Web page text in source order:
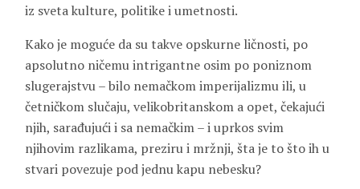
iz sveta kulture, politike i umetnosti.
Kako je moguće da su takve opskurne ličnosti, po
apsolutno ničemu intrigantne osim po poniznom
slugerajstvu – bilo nemačkom imperijalizmu ili, u
četničkom slučaju, velikobritanskom a opet, čekajući
njih, sarađujući i sa nemačkim – i uprkos svim
njihovim razlikama, preziru i mržnji, šta je to što ih u
stvari povezuje pod jednu kapu nebesku?